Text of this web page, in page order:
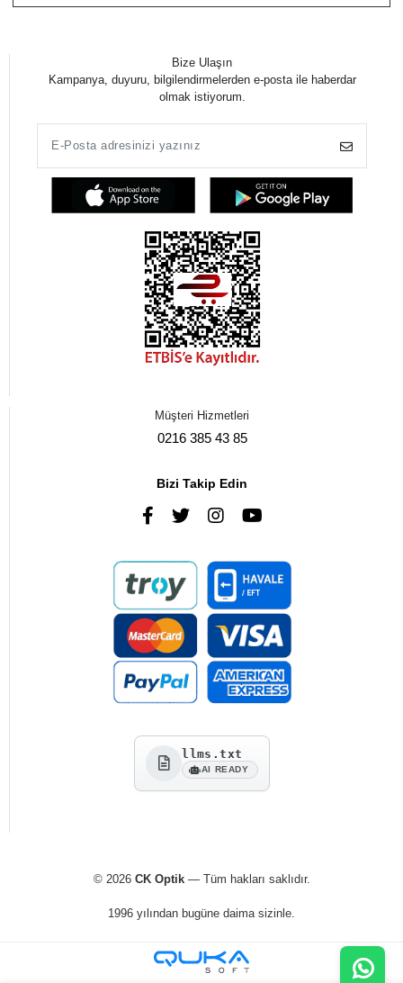
Bize Ulaşın
Kampanya, duyuru, bilgilendirmelerden e-posta ile haberdar
olmak istiyorum.
Müşteri Hizmetleri
0216 385 43 85
Bizi Takip Edin
llms.txt
AI READY
© 2026 CK Optik— Tüm hakları saklıdır.
1996 yılından bugüne daima sizinle.